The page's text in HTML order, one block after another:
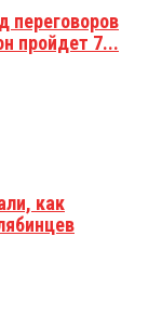
переговоров
пройдет 7...
как